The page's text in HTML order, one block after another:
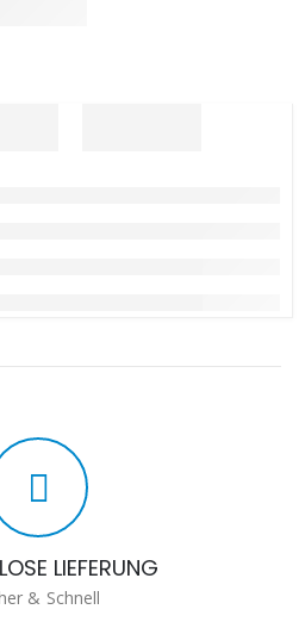
LIEFERUNG
& Schnell